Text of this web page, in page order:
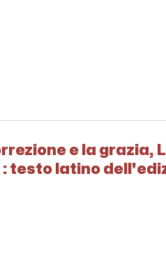
e la grazia,
testo latino